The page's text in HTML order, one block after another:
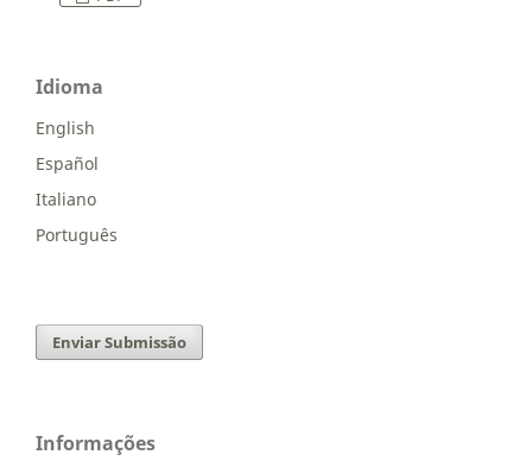
Idioma
English
Español
Italiano
Português
Enviar Submissão
Informações